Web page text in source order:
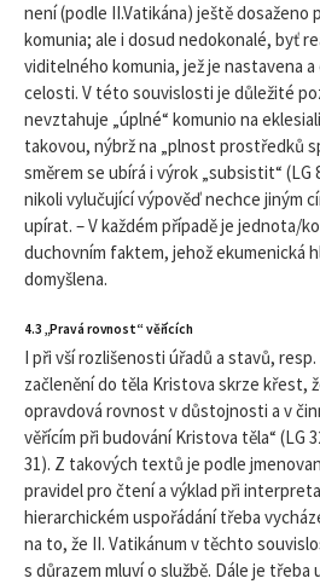
není (podle II.Vatikána) ještě dosaženo
komunia; ale i dosud nedokonalé, byť
viditelného komunia, jež je nastavena
celosti. V této souvislosti je důležité
nevztahuje „úplné“ komunio na
takovou, nýbrž na „plnost prostředků
směrem se ubírá i výrok „subsistit“
nikoli vylučující výpověď nechce jiným
upírat. – V každém případě je jednota/
duchovním faktem, jehož ekumenická
domyšlena.
4.3 „Pravá rovnost“ věřících
I při vší rozlišenosti úřadů a stavů,
začlenění do těla Kristova skrze křest,
opravdová rovnost v důstojnosti a v
věřícím při budování Kristova těla“ (LG
31). Z takových textů je podle
pravidel pro čtení a výklad při
hierarchickém uspořádání třeba
na to, že II. Vatikánum v těchto
s důrazem mluví o službě. Dále je třeba